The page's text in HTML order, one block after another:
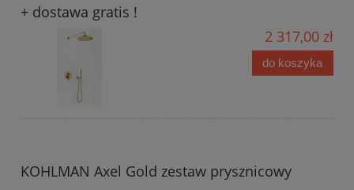
+ dostawa gratis !
2 317,00 zł
do koszyka
KOHLMAN Axel Gold zestaw prysznicowy